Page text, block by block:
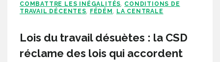
COMBATTRE LES INÉGALITÉS CONDITIONS DE
TRAVAIL DÉCENTES
FÉDÉM LA CENTRALE
Lois du travail désuètes : la CSD
réclame des lois qui accordent